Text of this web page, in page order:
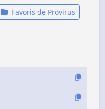
Favoris de Provirus